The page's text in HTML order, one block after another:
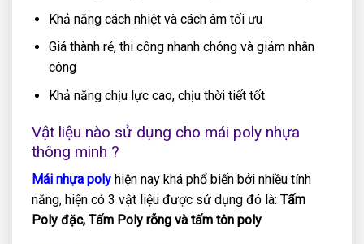
Khả năng cách nhiệt và cách âm tối ưu
Giá thành rẻ, thi công nhanh chóng và giảm nhân
công
Khả năng chịu lực cao, chịu thời tiết tốt
Vật liệu nào sử dụng cho mái poly nhựa
thông minh ?
Mái nhựa poly hiện nay khá phổ biến bởi nhiều tính
năng, hiện có 3 vật liệu được sử dụng đó là: Tấm
Poly đặc, Tấm Poly rỗng và tấm tôn poly